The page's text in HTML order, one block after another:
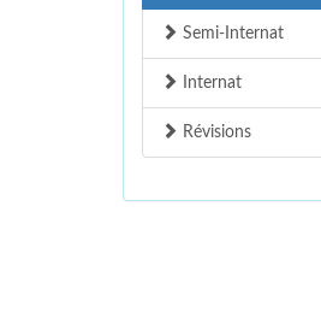
Semi-Internat
Internat
Révisions